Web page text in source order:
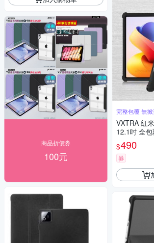
商品折價券
100元
完整包覆 無
VXTRA 紅
12.1吋 全
套 保護套(黑)
$490
券